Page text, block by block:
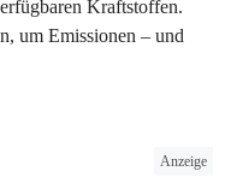
Kraftstoffen.
um Emissionen – und
Anzeige